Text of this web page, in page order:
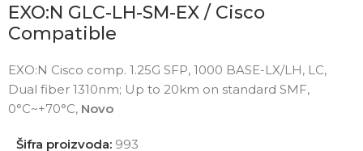
EXO:N GLC-LH-SM-EX / Cisco
Compatible
EXO:N Cisco comp. 1.25G SFP, 1000 BASE-LX/LH, LC,
Dual fiber 1310nm; Up to 20km on standard SMF,
0°C~+70°C, Novo
Šifra proizvoda: 993